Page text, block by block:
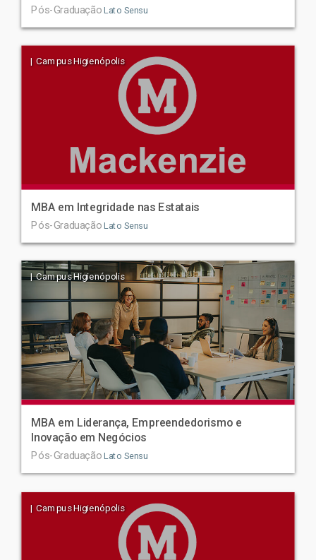
Pós-Graduação Lato Sensu
| Campus Higienópolis
MBA em Integridade nas Estatais
Pós-Graduação Lato Sensu
| Campus Higienópolis
MBA em Liderança, Empreendedorismo e
Inovação em Negócios
Pós-Graduação Lato Sensu
| Campus Higienópolis